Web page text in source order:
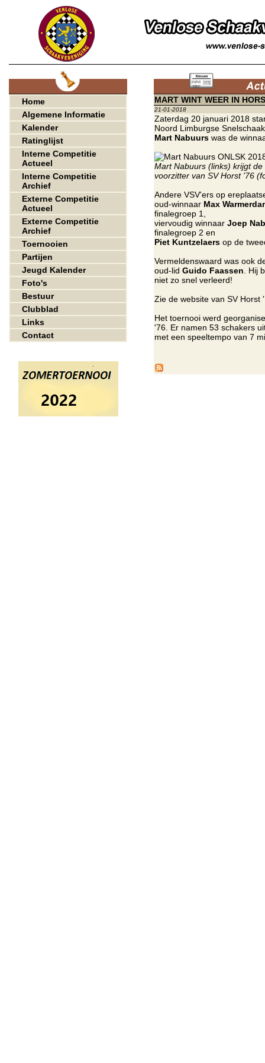
Home
Algemene Informatie
Kalender
Ratinglijst
Interne Competitie
Actueel
Interne Competitie
Archief
Externe Competitie
Actueel
Externe Competitie
Archief
Toernooien
Partijen
Jeugd Kalender
Foto's
Bestuur
Clubblad
Links
Contact
MART WINT WEER IN
21-01-2018
Zaterdag 20 januari 2018
Noord Limburgse
Mart Nabuurs was de
Mart Nabuurs (links) krijgt
voorzitter van SV Horst '76
Andere VSV'ers op
oud-winnaar Max
finalegroep 1,
viervoudig winnaar Joep
finalegroep 2 en
Piet Kuntzelaers op de
Vermeldenswaard was ook
oud-lid Guido Faassen . Hij
niet zo snel verleerd!
Zie de website van SV
Het toernooi werd
'76. Er namen 53 schakers
met een speeltempo van 7